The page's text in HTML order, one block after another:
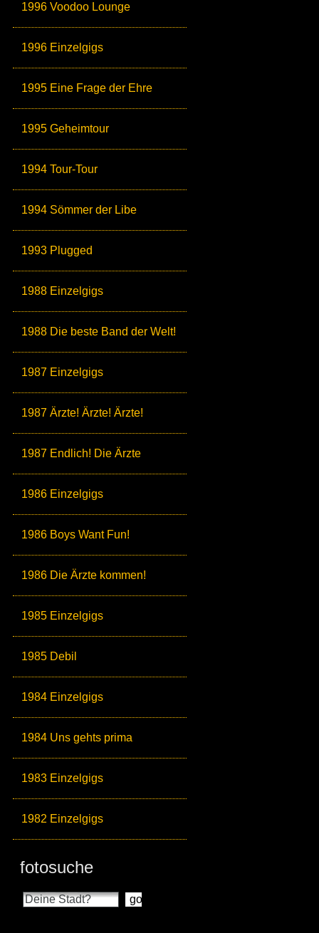
1996 Voodoo Lounge
1996 Einzelgigs
1995 Eine Frage der Ehre
1995 Geheimtour
1994 Tour-Tour
1994 Sömmer der Libe
1993 Plugged
1988 Einzelgigs
1988 Die beste Band der Welt!
1987 Einzelgigs
1987 Ärzte! Ärzte! Ärzte!
1987 Endlich! Die Ärzte
1986 Einzelgigs
1986 Boys Want Fun!
1986 Die Ärzte kommen!
1985 Einzelgigs
1985 Debil
1984 Einzelgigs
1984 Uns gehts prima
1983 Einzelgigs
1982 Einzelgigs
fotosuche